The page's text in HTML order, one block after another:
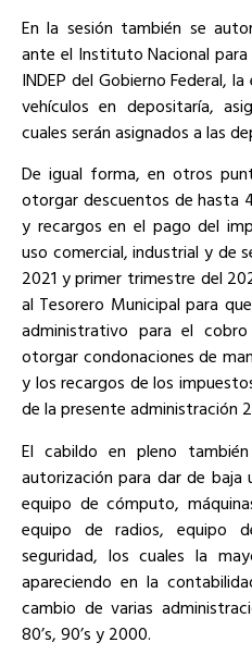
En la sesión también se
ante el Instituto Nacional
INDEP del Gobierno Federal,
vehículos en depositaría,
cuales serán asignados a las
De igual forma, en otros
otorgar descuentos de hasta
y recargos en el pago del
uso comercial, industrial y de
2021 y primer trimestre del
al Tesorero Municipal para
administrativo para el
otorgar condonaciones de
y los recargos de los
de la presente administración
El cabildo en pleno
autorización para dar de
equipo de cómputo,
equipo de radios, equipo
seguridad, los cuales la
apareciendo en la
cambio de varias
80’s, 90’s y 2000.